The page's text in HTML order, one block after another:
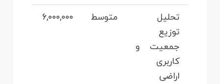
تحلیل
توزیع
جمعیت و
کاربری
اراضی
متوسط ۶,۰۰۰,۰۰۰